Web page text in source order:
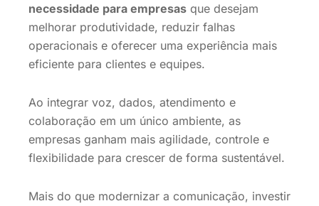
necessidade para empresas que desejam
melhorar produtividade, reduzir falhas
operacionais e oferecer uma experiência mais
eficiente para clientes e equipes.
Ao integrar voz, dados, atendimento e
colaboração em um único ambiente, as
empresas ganham mais agilidade, controle e
flexibilidade para crescer de forma sustentável.
Mais do que modernizar a comunicação, investir